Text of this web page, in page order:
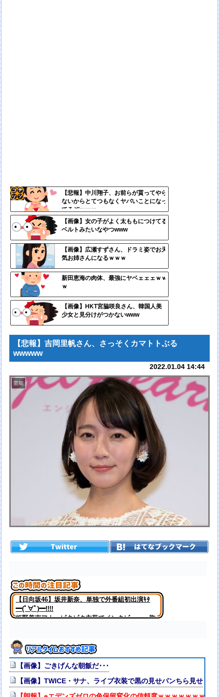
【悲報】中川翔子、お前らが貰ってやら
ないからとてつもなくヤバいことになっ
てるぞｗｗｗ
【画像】女の子がよく太ももにつけてる
ベルトみたいなやつwww
【画像】広瀬すずさん、ドラミ姿でお天
気お姉さんになるｗｗｗ
新田恵海の肉体、最強にヤベェェェｗｗ
ｗ
【画像】HKT宮脇咲良さん、韓国人美
少女と見分けがつかないwww
定リ
ンク
自動
更新
ツー
ル
【悲報】吉岡里帆さん、さっそくカマトトぶる
wwwww
2022.01.04 14:44
芸能
【日向坂46】坂井新奈、単独で外番組初出演ｷﾀ
━(ﾟ∀ﾟ)━!!!!
姫野美南アナ ピタピタ衣装でインタビュー、胸
【画像】ごきげんな朝飯だ･･･
【画像】TWICE・サナ、ライブ衣装で黒の見せパンちら見せ